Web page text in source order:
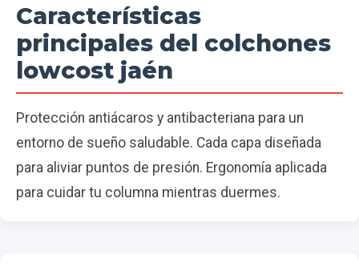
Características
principales del colchones
lowcost jaén
Protección antiácaros y antibacteriana para un
entorno de sueño saludable. Cada capa diseñada
para aliviar puntos de presión. Ergonomía aplicada
para cuidar tu columna mientras duermes.